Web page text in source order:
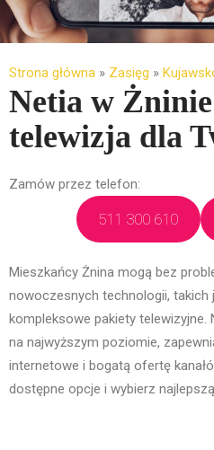
Strona główna » Zasięg »
Netia w
telewizja dla
Zamów przez telefon:
511 300 610
Mieszkańcy Żnina mogą bez
nowoczesnych technologii, takich
kompleksowe pakiety telewizyjne.
na najwyższym poziomie,
internetowe i bogatą ofertę
dostępne opcje i wybierz